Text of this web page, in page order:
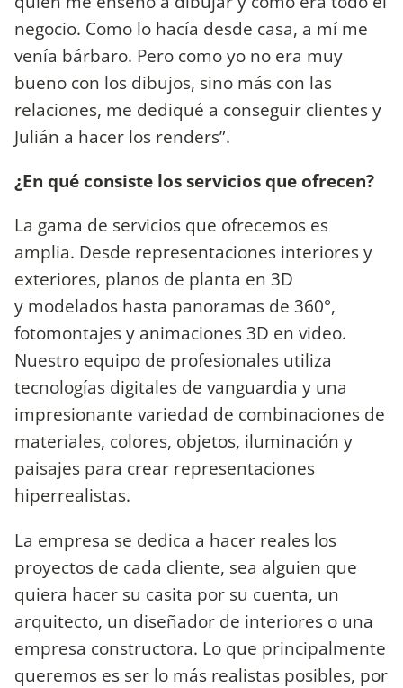
negocio. Como lo hacía desde casa, a mí me
venía bárbaro. Pero como yo no era muy
bueno con los dibujos, sino más con las
relaciones, me dediqué a conseguir clientes y
Julián a hacer los renders”.
¿En qué consiste los servicios que ofrecen?
La gama de servicios que ofrecemos es
amplia. Desde representaciones interiores y
exteriores, planos de planta en 3D
y modelados hasta panoramas de 360°,
fotomontajes y animaciones 3D en video.
Nuestro equipo de profesionales utiliza
tecnologías digitales de vanguardia y una
impresionante variedad de combinaciones de
materiales, colores, objetos, iluminación y
paisajes para crear representaciones
hiperrealistas.
La empresa se dedica a hacer reales los
proyectos de cada cliente, sea alguien que
quiera hacer su casita por su cuenta, un
arquitecto, un diseñador de interiores o una
empresa constructora. Lo que principalmente
queremos es ser lo más realistas posibles, por